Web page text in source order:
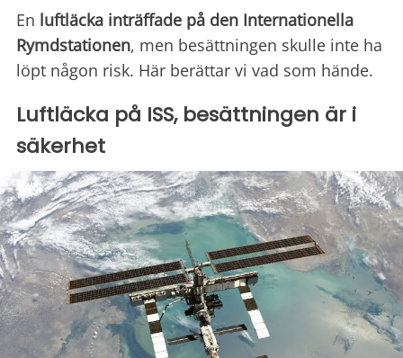
En luftläcka inträffade på den Internationella
Rymdstationen, men besättningen skulle inte ha
löpt någon risk. Här berättar vi vad som hände.
Luftläcka på ISS, besättningen är i
säkerhet